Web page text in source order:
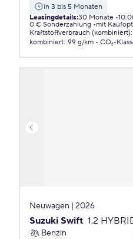
in 3 bis 5 Monaten
Leasingdetails:30 Monate
0 € Sonderzahlung
mit
Kraftstoffverbrauch (kombiniert):
kombiniert: 99 g/km CO₂-
Neuwagen | 2026
Suzuki Swift 1.2
Benzin